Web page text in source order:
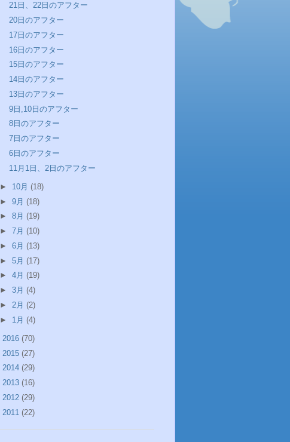
21日、22日のアフター
20日のアフター
17日のアフター
16日のアフター
15日のアフター
14日のアフター
13日のアフター
9日,10日のアフター
8日のアフター
7日のアフター
6日のアフター
11月1日、2日のアフター
► 10月 (18)
► 9月 (18)
► 8月 (19)
► 7月 (10)
► 6月 (13)
► 5月 (17)
► 4月 (19)
► 3月 (4)
► 2月 (2)
► 1月 (4)
2016 (70)
2015 (27)
2014 (29)
2013 (16)
2012 (29)
2011 (22)